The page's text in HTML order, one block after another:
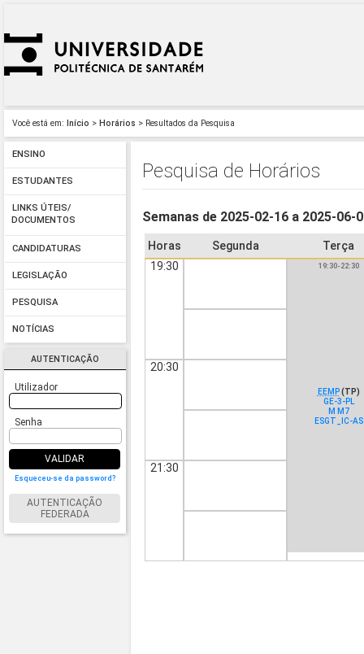
Você está em: Início > Horários > Resultados da Pesquisa
ENSINO
ESTUDANTES
LINKS ÚTEIS/
DOCUMENTOS
CANDIDATURAS
LEGISLAÇÃO
PESQUISA
NOTÍCIAS
AUTENTICAÇÃO
Utilizador
Senha
VALIDAR
Esqueceu-se da password?
AUTENTICAÇÃO
FEDERADA
Pesquisa de Horários
Semanas de 2025-02-16 a 2025-06-
Horas Segunda
Terça
19:30
19:30-22:30
EEMP(TP)
GE-3-PL
M M7
ESGT_IC-AS
20:30
21:30